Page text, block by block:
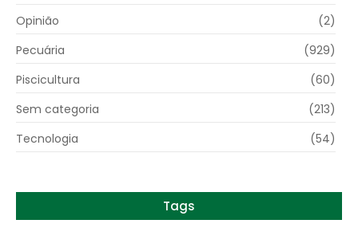
Opinião
(2)
Pecuária
(929)
Piscicultura
(60)
Sem categoria
(213)
Tecnologia
(54)
Tags